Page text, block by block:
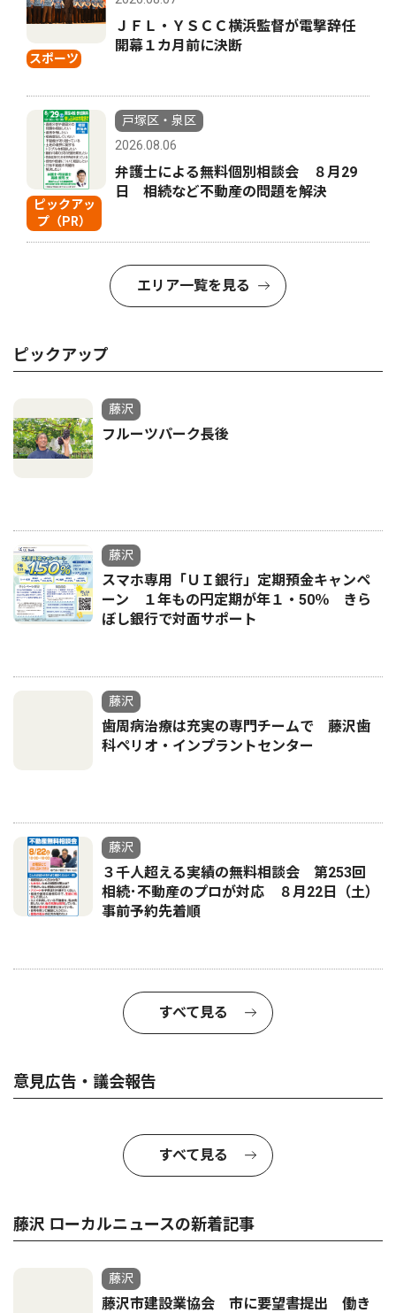
スポーツ
ＪＦＬ・ＹＳＣＣ横浜監督が電撃辞任
開幕１カ月前に決断
ピックアッ
プ（PR）
戸塚区・泉区
2026.08.06
弁護士による無料個別相談会 ８月29
日 相続など不動産の問題を解決
エリア一覧を見る
ピックアップ
藤沢
フルーツパーク長後
藤沢
スマホ専用「ＵＩ銀行」定期預金キャンペ
ーン １年もの円定期が年１・50％ きら
ぼし銀行で対面サポート
藤沢
歯周病治療は充実の専門チームで 藤沢歯
科ペリオ・インプラントセンター
藤沢
３千人超える実績の無料相談会 第253回
相続･不動産のプロが対応 ８月22日（土）
事前予約先着順
すべて見る
意見広告・議会報告
すべて見る
藤沢 ローカルニュースの新着記事
藤沢
藤沢市建設業協会 市に要望書提出 働き